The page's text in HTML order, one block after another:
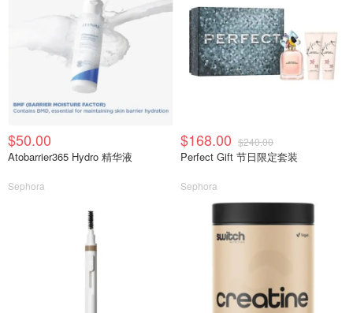
$50.00
Atobarrier365 Hydro 精华液
Sephora
$168.00 $240.00
Perfect Gift 节日限定套装
Sephora